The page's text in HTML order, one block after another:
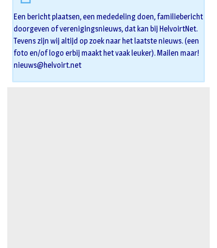
Een bericht plaatsen, een mededeling doen, familiebericht
doorgeven of verenigingsnieuws, dat kan bij HelvoirtNet.
Tevens zijn wij altijd op zoek naar het laatste nieuws. (een
foto en/of logo erbij maakt het vaak leuker). Mailen maar!
nieuws@helvoirt.net